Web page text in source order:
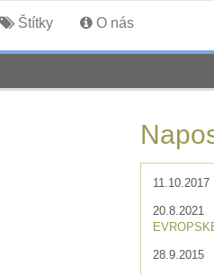
Štítky O nás
11.10.2017
20.8.2021
28.9.2015